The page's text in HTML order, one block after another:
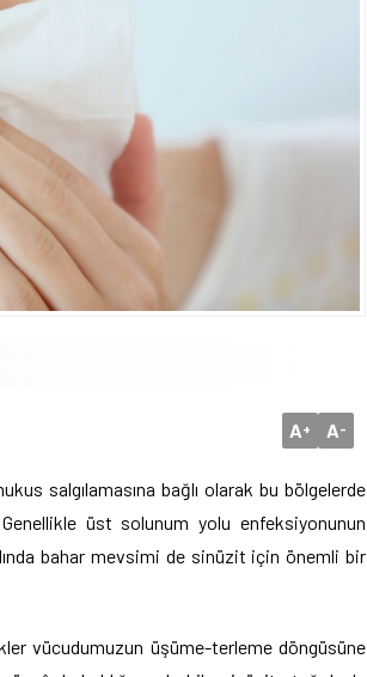
A+ A-
salgılamasına bağlı olarak bu bölgelerde
Genellikle üst solunum yolu enfeksiyonunun
bahar mevsimi de sinüzit için önemli bir
vücudumuzun üşüme-terleme döngüsüne